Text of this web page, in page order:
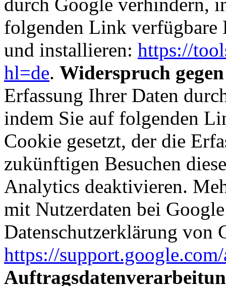
folgenden Link verfügbare
und installieren: https://
hl=de. Widerspruch
Erfassung Ihrer Daten
indem Sie auf folgenden
Cookie gesetzt, der die
zukünftigen Besuchen
Analytics deaktivieren.
mit Nutzerdaten bei
Datenschutzerklärung von
https://